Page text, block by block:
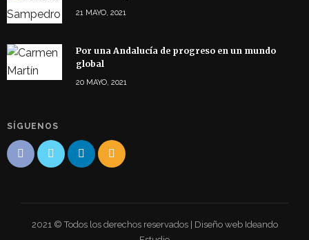
21 MAYO, 2021
Por una Andalucía de progreso en un mundo
global
20 MAYO, 2021
SÍGUENOS
2021 © Todos los derechos reservados | Diseño web Ideando